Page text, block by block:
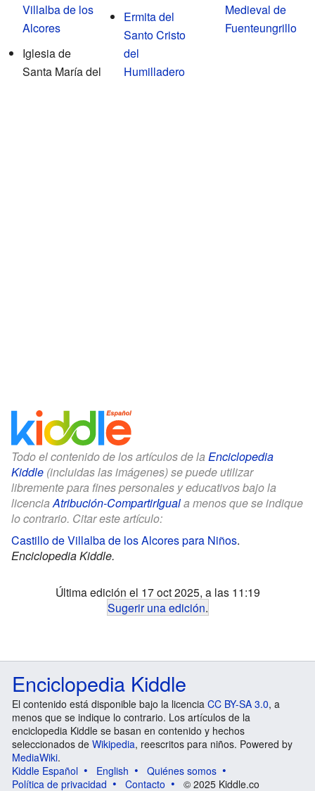
Villalba de los
Alcores
Iglesia de
Santa María del
Ermita del
Santo Cristo
del
Humilladero
Medieval de
Fuenteungrillo
Todo el contenido de los artículos de la Enciclopedia
Kiddle (incluidas las imágenes) se puede utilizar
libremente para fines personales y educativos bajo la
licenciaAtribución-CompartirIguala menos que se indique
lo contrario. Citar este artículo:
Castillo de Villalba de los Alcores para Niños.
Enciclopedia Kiddle.
Última edición el 17 oct 2025, a las 11:19
Sugerir una edición.
Enciclopedia Kiddle
El contenido está disponible bajo la licencia CC BY-SA 3.0, a
menos que se indique lo contrario. Los artículos de la
enciclopedia Kiddle se basan en contenido y hechos
seleccionados de Wikipedia, reescritos para niños. Powered by
MediaWiki.
Kiddle Español
English
Quiénes somos
Política de privacidad
Contacto © 2025 Kiddle.co